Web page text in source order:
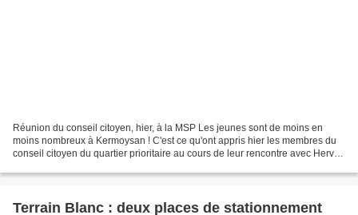
Réunion du conseil citoyen, hier, à la MSP Les jeunes sont de moins en
moins nombreux à Kermoysan ! C'est ce qu'ont appris hier les membres du
conseil citoyen du quartier prioritaire au cours de leur rencontre avec Hervé
Terrain Blanc : deux places de stationnement